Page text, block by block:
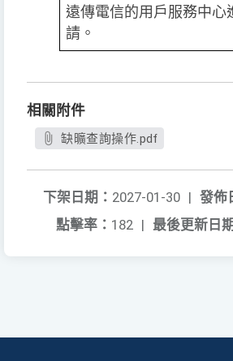
遠傳電信的用戶服務中心
請。
相關附件
缺曠查詢操作.pdf
發佈
下架日期： 2027-01-30 |
最後更新日
點擊率： 182 |